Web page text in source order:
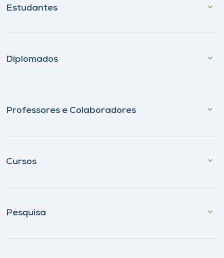
Estudantes
Diplomados
Professores e Colaboradores
Cursos
Pesquisa